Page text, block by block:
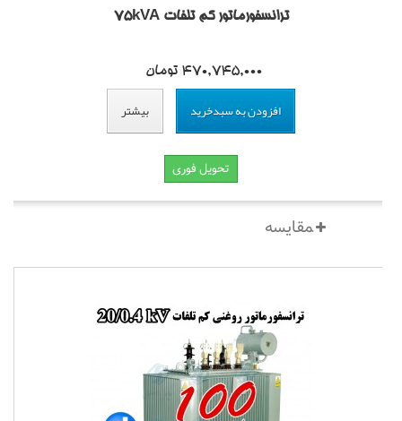
ترانسفورماتور کم تلفات 75kVA
470,745,000 تومان
افزودن به سبدخرید بیشتر
تحویل فوری